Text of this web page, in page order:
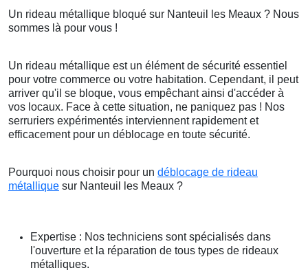
Un rideau métallique bloqué sur Nanteuil les Meaux ? Nous
sommes là pour vous !
Un rideau métallique est un élément de sécurité essentiel
pour votre commerce ou votre habitation. Cependant, il peut
arriver qu'il se bloque, vous empêchant ainsi d'accéder à
vos locaux. Face à cette situation, ne paniquez pas ! Nos
serruriers expérimentés interviennent rapidement et
efficacement pour un déblocage en toute sécurité.
Pourquoi nous choisir pour un déblocage de rideau
métallique sur Nanteuil les Meaux ?
Expertise : Nos techniciens sont spécialisés dans
l'ouverture et la réparation de tous types de rideaux
métalliques.